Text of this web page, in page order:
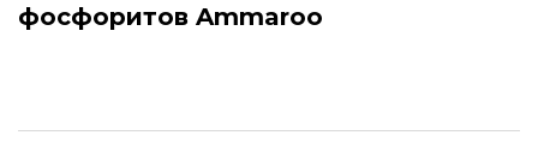
фосфоритов Ammaroo